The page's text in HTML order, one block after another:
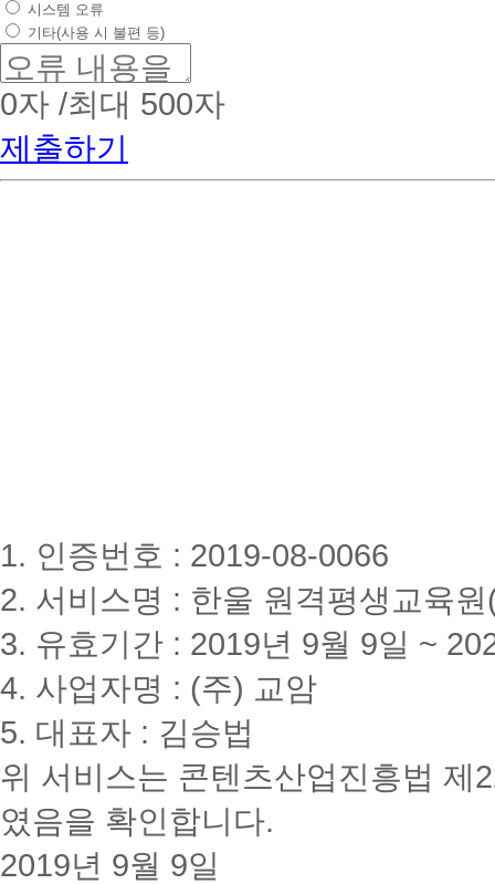
시스템 오류
기타(사용 시 불편 등)
0자 /최대 500자
제출하기
1. 인증번호 : 2019-08-0066
2. 서비스명 : 한울 원격평생교육
3. 유효기간 : 2019년 9월 9일 ~
4. 사업자명 : (주) 교암
5. 대표자 : 김승법
위 서비스는 콘텐츠산업진흥법 제
였음을 확인합니다.
2019년 9월 9일